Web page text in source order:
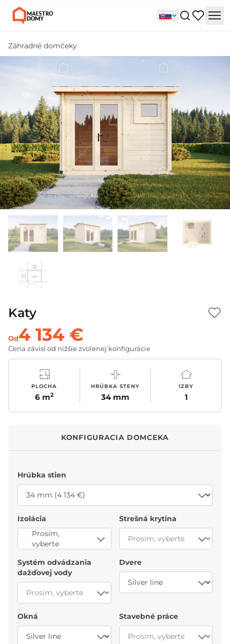
Záhradné domčeky
Katy
Od4 134 €
Cena závisí od nižšie zvolenej konfigurácie
PLOCHA
6 m2
HRÚBKA STENY
34 mm
IZBY
1
KONFIGURACIA DOMCEKA
Hrúbka stien
Izolácia
Prosím,
vyberte
Strešná krytina
Systém odvádzania
dažďovej vody
Dvere
Okná Stavebné práce